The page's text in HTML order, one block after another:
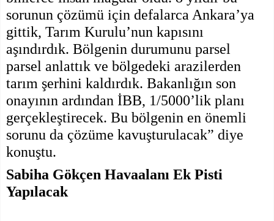
sorunun çözümü için defalarca Ankara’ya
gittik, Tarım Kurulu’nun kapısını
aşındırdık. Bölgenin durumunu parsel
parsel anlattık ve bölgedeki arazilerden
tarım şerhini kaldırdık. Bakanlığın son
onayının ardından İBB, 1/5000’lik planı
gerçekleştirecek. Bu bölgenin en önemli
sorunu da çözüme kavuşturulacak” diye
konuştu.
Sabiha Gökçen Havaalanı Ek Pisti
Yapılacak